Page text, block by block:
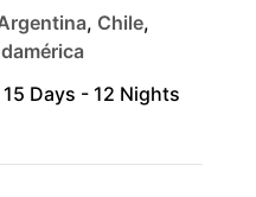
, Chile,
15 Days - 12 Nights